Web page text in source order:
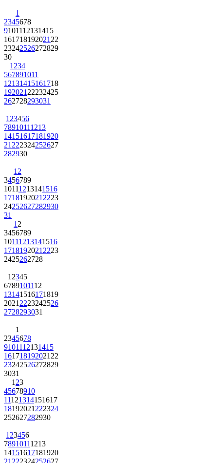
1
2345678
9101112131415
161718192021 22
23242526272829
30
1 234
567891011
12131415161718
192021 22232425
262728293031
1 23456
78910111213
14151617181920
21 222324252627
282930
1 2
3456789
10111213141516
1718192021 2223
24252627282930
31
1 2
3456789
10111213141516
1718192021 2223
2425262728
1 2345
6789101112
13141516171819
2021 2223242526
2728293031
1
2345678
9101112131415
161718192021 22
23242526272829
3031
1 23
45678910
11121314151617
18192021 222324
252627282930
1 23456
78910111213
14151617181920
21 222324252627